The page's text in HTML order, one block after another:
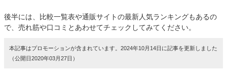
後半には、比較一覧表や通販サイトの最新人気ランキングもあるの
で、売れ筋や口コミとあわせてチェックしてみてください。
本記事はプロモーションが含まれています。2024年10月14日に記事を更新しました
（公開日2020年03月27日）